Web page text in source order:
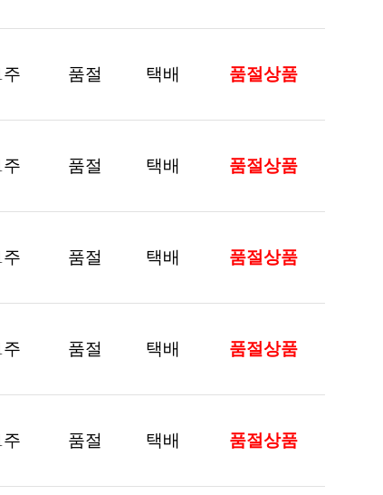
주 품절 택배 품절상품
주 품절 택배 품절상품
주 품절 택배 품절상품
주 품절 택배 품절상품
주 품절 택배 품절상품